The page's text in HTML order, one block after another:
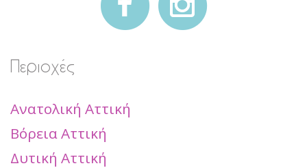
Περιοχές
Ανατολική Αττική
Βόρεια Αττική
Δυτική Αττική